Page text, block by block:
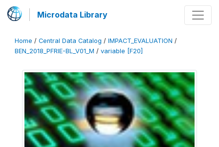
Microdata Library
Home / Central Data Catalog / IMPACT_EVALUATION /
BEN_2018_PFRIE-BL_V01_M / variable [F20]